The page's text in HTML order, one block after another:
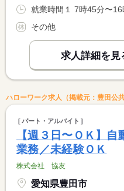
その他
求人詳細を見
ハローワーク求人（掲載元：豊田公
パート・アルバイト
【週３日〜ＯＫ】
業務／未経験ＯＫ
株式会社 協友
愛知県豊田市